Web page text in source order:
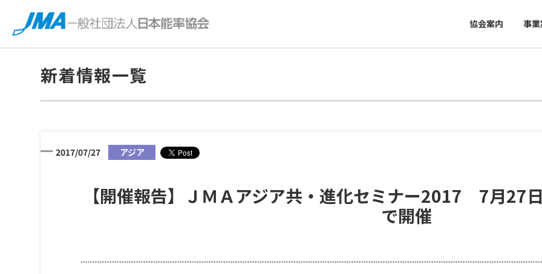
協会案内 事
新着情報一覧
【開催報告】ＪＭＡアジア共・進化セミナー2017 7月27
で開催
2017/07/27 アジア